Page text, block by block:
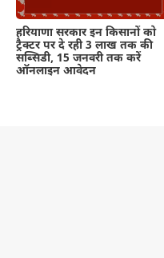
हरियाणा सरकार इन किसानों को
ट्रैक्टर पर दे रही 3 लाख तक की
सब्सिडी, 15 जनवरी तक करें
ऑनलाइन आवेदन